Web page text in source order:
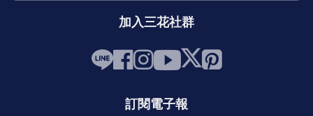
加入三花社群
訂閱電子報